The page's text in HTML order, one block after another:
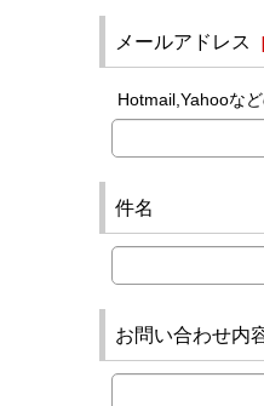
メールアドレス
Hotmail,Yahooな
件名
お問い合わせ内